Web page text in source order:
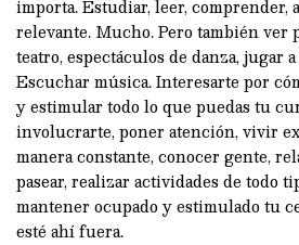
importa. Estudiar, leer, comprender,
relevante. Mucho. Pero también ver
teatro, espectáculos de danza, jugar
Escuchar música. Interesarte por
y estimular todo lo que puedas tu
involucrarte, poner atención, vivir
manera constante, conocer gente,
pasear, realizar actividades de todo
mantener ocupado y estimulado tu
esté ahí fuera.